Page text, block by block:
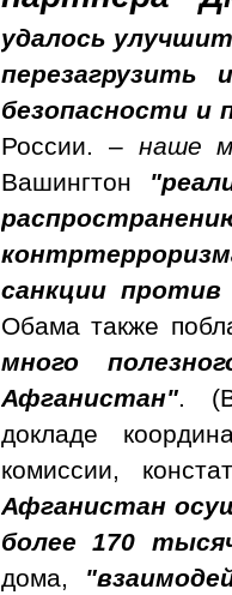
удалось
безопасности и
России. – наше
Вашингтон
санкции
Обама также
много
Афганистан". (В
докладе
комиссии,
Афганистан
более 170
дома,